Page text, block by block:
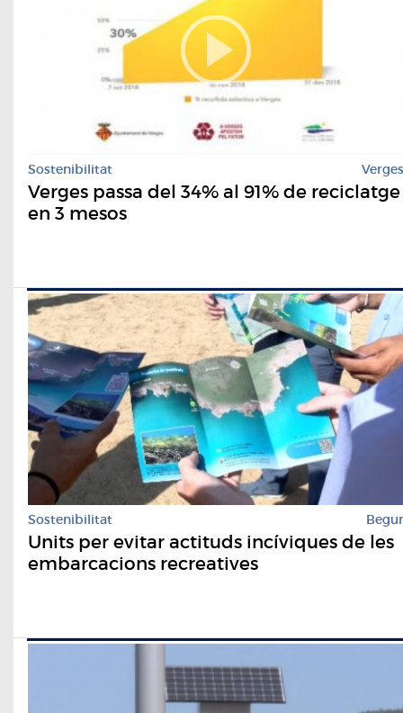
Sostenibilitat Verges
Verges passa del 34% al 91% de reciclatge
en 3 mesos
Sostenibilitat Begur
Units per evitar actituds incíviques de les
embarcacions recreatives